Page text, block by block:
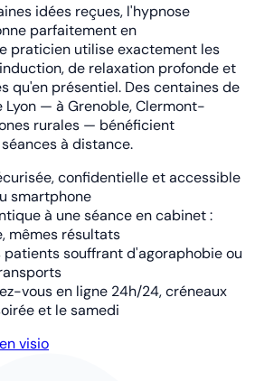
idées reçues, l'hypnose
parfaitement en
praticien utilise exactement les
de relaxation profonde et
qu'en présentiel. Des centaines de
— à Grenoble, Clermont-
rurales — bénéficient
à distance.
confidentielle et accessible
smartphone
à une séance en cabinet :
mêmes résultats
patients souffrant d'agoraphobie ou
vous en ligne 24h/24, créneaux
et le samedi
visio